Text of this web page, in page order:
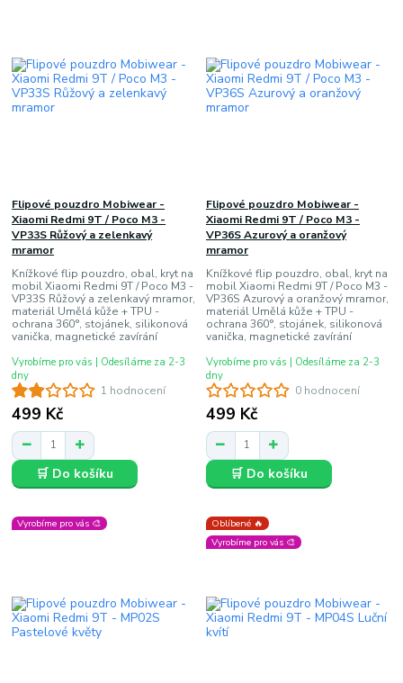
1 hodnocení
Flipové pouzdro Mobiwear -
Xiaomi Redmi 9T / Poco M3 -
VP33S Růžový a zelenkavý
mramor
Knížkové flip pouzdro, obal, kryt na
mobil Xiaomi Redmi 9T / Poco M3 -
VP33S Růžový a zelenkavý mramor,
materiál Umělá kůže + TPU -
ochrana 360°, stojánek, silikonová
vanička, magnetické zavírání
499 Kč
Vyrobíme pro vás | Odesíláme za 2-3
dny
🛒 Do košíku
0 hodnocení
Flipové pouzdro Mobiwear -
Xiaomi Redmi 9T / Poco M3 -
VP36S Azurový a oranžový
mramor
Knížkové flip pouzdro, obal, kryt na
mobil Xiaomi Redmi 9T / Poco M3 -
VP36S Azurový a oranžový mramor,
materiál Umělá kůže + TPU -
ochrana 360°, stojánek, silikonová
vanička, magnetické zavírání
499 Kč
Vyrobíme pro vás | Odesíláme za 2-3
dny
🛒 Do košíku
Vyrobíme pro vás 🎨
Oblíbené 🔥
Vyrobíme pro vás 🎨